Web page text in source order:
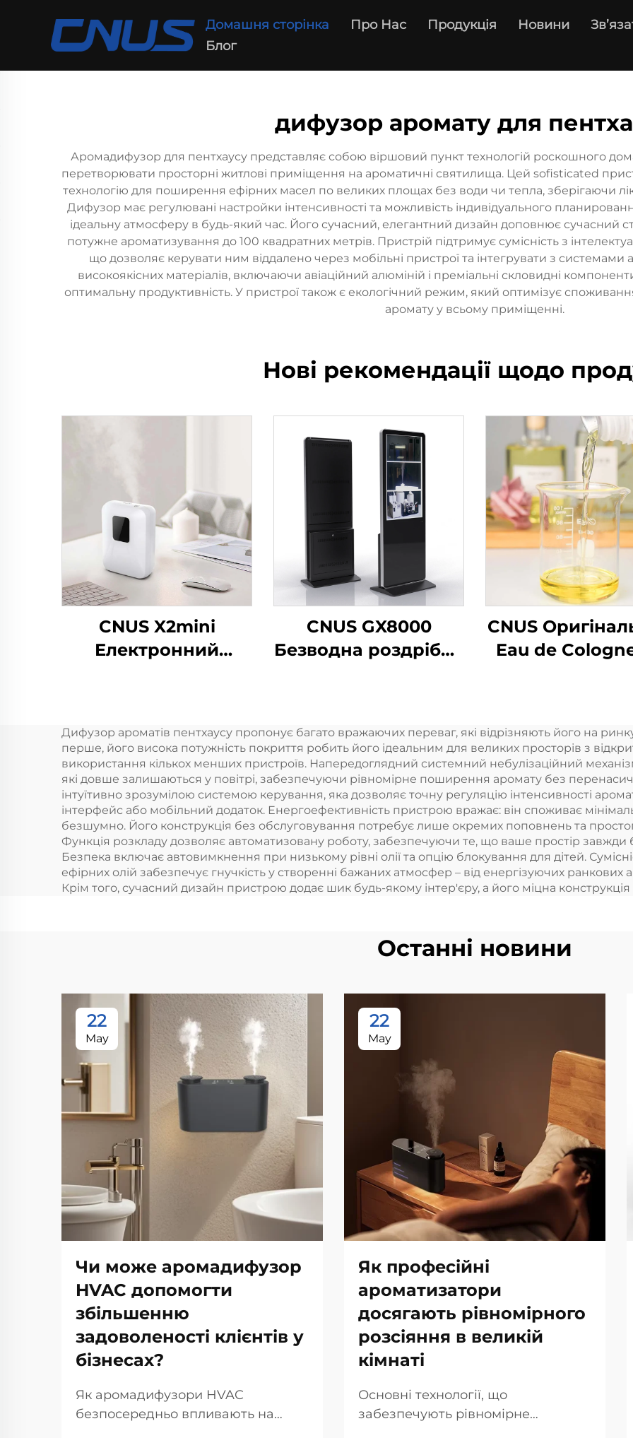
Домашня сторінка Про Нас Продукція Новини
Блог
дифузор аромату для
Аромадифузор для пентхаусу представляє собою віршовий пункт технологій роскошного
перетворювати просторні житлові приміщення на ароматичні святилища. Цей sofisticated
технологію для поширення ефірних масел по великих площах без води чи тепла, зберігаючи
Дифузор має регулювані настройки інтенсивності та можливість індивідуального
ідеальну атмосферу в будь-який час. Його сучасний, елегантний дизайн доповнює сучасний
потужне ароматизування до 100 квадратних метрів. Пристрій підтримує сумісність з
що дозволяє керувати ним віддалено через мобільні пристрої та інтегрувати з системами
високоякісних матеріалів, включаючи авіаційний алюміній і преміальні скловидні
оптимальну продуктивність. У пристрої також є екологічний режим, який оптимізує
аромату у всьому приміщенні.
Нові рекомендації щодо
CNUS X2mini
Електронний
Духовина Масло
розумний
диффузер аромати
CNUS GX8000
Безводна роздрібна
аромат дифузер
Ароматна система
LCD сенсорний
екран Киоск
CNUS
Eau de
Мандаринні
Для
Ароматної
Дифузор ароматів пентхаусу пропонує багато вражаючих переваг, які відрізняють його на
перше, його висока потужність покриття робить його ідеальним для великих просторів з
використання кількох менших пристроїв. Напередоглядний системний небулізаційний
які довше залишаються у повітрі, забезпечуючи рівномірне поширення аромату без
інтуїтивно зрозумілою системою керування, яка дозволяє точну регуляцію інтенсивності
інтерфейс або мобільний додаток. Енергоефективність пристрою вражає: він споживає
безшумно. Його конструкція без обслуговування потребує лише окремих поповнень та
Функція розкладу дозволяє автоматизовану роботу, забезпечуючи те, що ваше простір завжди
Безпека включає автовимкнення при низькому рівні олії та опцію блокування для дітей.
ефірних олій забезпечує гнучкість у створенні бажаних атмосфер – від енергізуючих ранкових
Крім того, сучасний дизайн пристрою додає шик будь-якому інтер'єру, а його міцна конструкція
Останні новини
22
May
Чи може аромадифузор
HVAC допомогти
збільшенню
задоволеності клієнтів у
бізнесах?
Як аромадифузори HVAC
безпосередньо впливають на
22
May
Як професійні
ароматизатори
досягають рівномірного
розсіяння в великій
кімнаті
Основні технології, що
забезпечують рівномірне